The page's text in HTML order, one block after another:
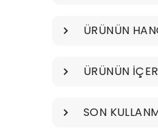
ÜRÜNÜN
ÜRÜNÜN
SON